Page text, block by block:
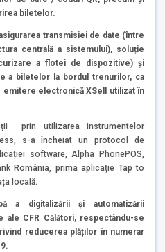
biletelor.
transmisiei de date (între
centrală a sistemului), soluție
a flotei de dispozitive) și
a biletelor la bordul trenurilor, ca
emitere electronică XSell utilizat în
prin utilizarea instrumentelor
s-a încheiat un protocol de
software, Alpha PhonePOS,
România, prima aplicație Tap to
locală.
a digitalizării și automatizării
CFR Călători, respectându-se
reducerea plăților în numerar